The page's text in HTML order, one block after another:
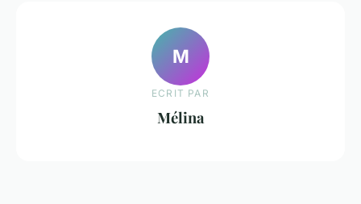
M
ECRIT PAR
Mélina